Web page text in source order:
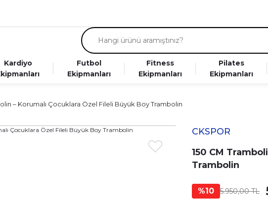
Kardiyo
Futbol
Ekipmanları
Fitness
Ekipmanları
Pilates
Ekipmanları
– Korumalı Çocuklara Özel Fileli Büyük Boy Trambolin
CKSPOR
150 CM
Trambolin
%10 5.950,00 TL